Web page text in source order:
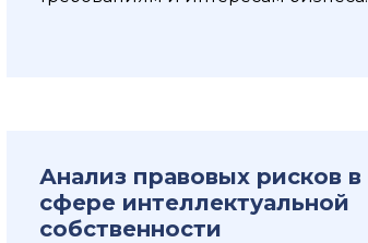
Анализ правовых рисков в
сфере интеллектуальной
собственности